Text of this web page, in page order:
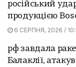
російський
продукцією
6 СЕРПНЯ, 2026 /
рф завдала
Балаклії,